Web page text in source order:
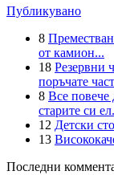
Публикувано
8
от камион...
18 Резервни
поръчате
8 Все повече
старите си
12 Детски
13
Последни